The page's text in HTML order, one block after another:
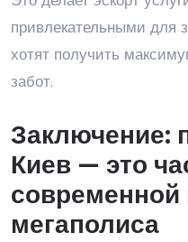
привлекательными для
хотят получить
забот.
Заключение:
Киев — это
современной
мегаполиса